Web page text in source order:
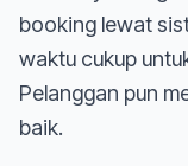
booking lewat
waktu cukup
Pelanggan pun
baik.